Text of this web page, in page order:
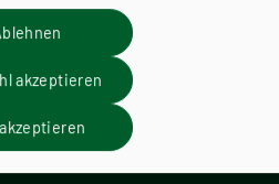
77 77 DW 70
Tempsky GmbH
4 / 2. Stock
Wien
akzeptieren